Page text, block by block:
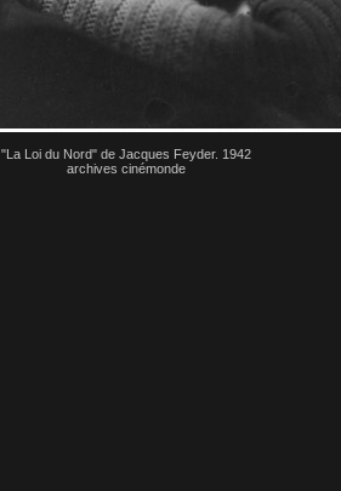
"La Loi du Nord" de Jacques Feyder. 1942
archives cinémonde